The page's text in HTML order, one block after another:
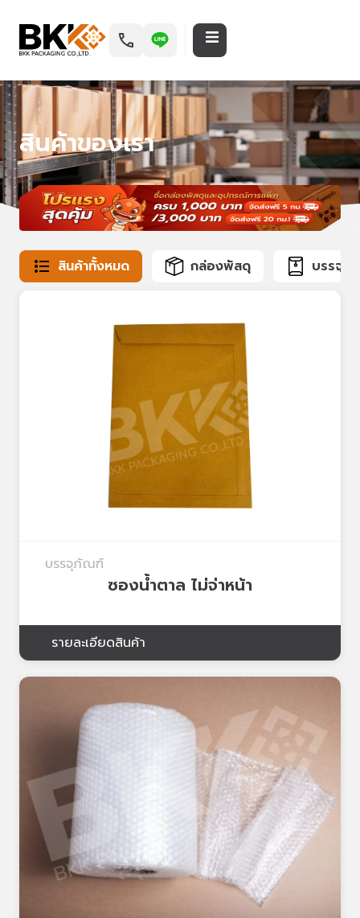
สินค้าของเรา
สินค้าทั้งหมด กล่องพัสดุ บรรจุภั
บรรจุภัณฑ์
ซองน้ำตาล ไม่จ่าหน้า
รายละเอียดสินค้า